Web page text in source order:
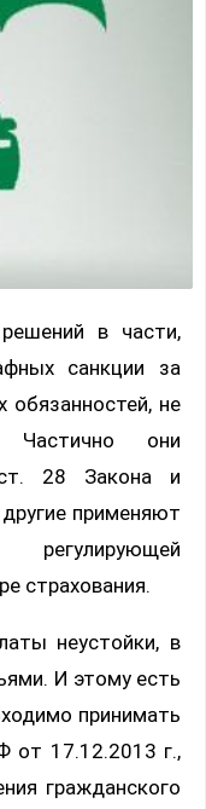
в части,
санкции за
обязанностей, не
Частично они
28 Закона и
применяют
страхования.
неустойки, в
И этому есть
принимать
от 17.12.2013 г.,
гражданского